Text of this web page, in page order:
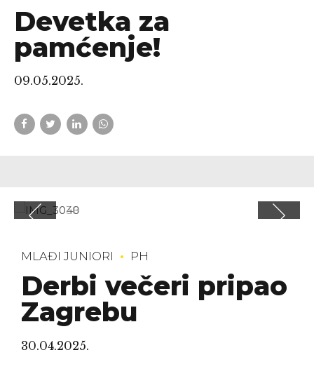
Devetka za
pamćenje!
09.05.2025.
MLAĐI JUNIORI PH
Derbi večeri pripao
Zagrebu
30.04.2025.